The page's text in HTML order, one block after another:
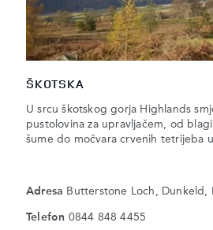
ŠKOTSKA
U srcu škotskog gorja Highlands
pustolovina za upravljačem, od
šume do močvara crvenih tetrijeba
Adresa Butterstone Loch, Dunkeld,
Telefon 0844 848 4455